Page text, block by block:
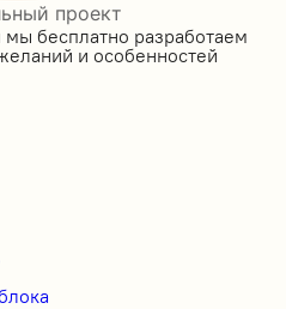
проект
бесплатно разработаем
и особенностей